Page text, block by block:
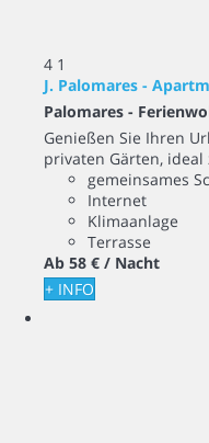
4 1
J. Palomares -
Palomares -
Genießen Sie Ihren
privaten Gärten,
gemeinsames
Internet
Klimaanlage
Terrasse
Ab 58 € / Nacht
+ INFO